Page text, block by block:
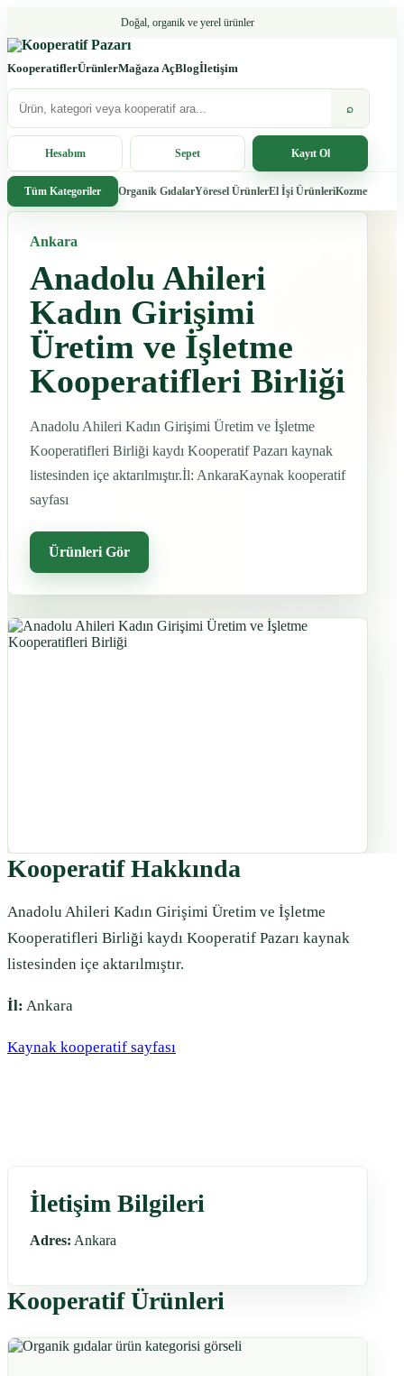
Doğal, organik ve yerel ürünler
KooperatiflerÜrünlerMağaza AçBlogİletişim
⌕
Hesabım Sepet Kayıt Ol
Tüm Kategoriler Organik GıdalarYöresel ÜrünlerEl İşi ÜrünleriKozmetik
Ankara
Anadolu Ahileri
Kadın Girişimi
Üretim ve İşletme
Kooperatifleri Birliği
Anadolu Ahileri Kadın Girişimi Üretim ve İşletme
Kooperatifleri Birliği kaydı Kooperatif Pazarı kaynak
listesinden içe aktarılmıştır.İl: AnkaraKaynak kooperatif
sayfası
Ürünleri Gör
Kooperatif Hakkında
Anadolu Ahileri Kadın Girişimi Üretim ve İşletme
Kooperatifleri Birliği kaydı Kooperatif Pazarı kaynak
listesinden içe aktarılmıştır.
İl: Ankara
Kaynak kooperatif sayfası
İletişim Bilgileri
Adres: Ankara
Kooperatif Ürünleri